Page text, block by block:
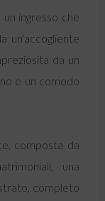
ingresso che
un'accogliente
da un
e un comodo
composta da
una
completo